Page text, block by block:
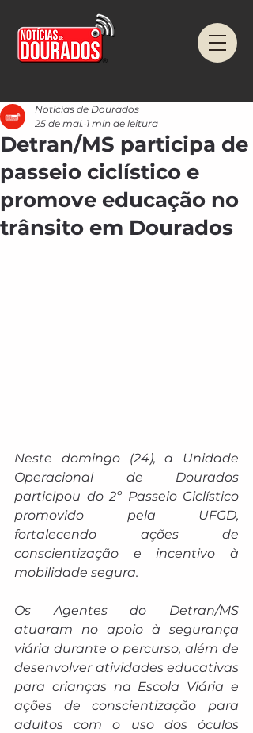
Detran/MS participa de
passeio ciclístico e
promove educação no
trânsito em Dourados
Notícias de Dourados
25 de mai. 1 min de leitura
Neste domingo (24), a Unidade
Operacional de Dourados
participou do 2º Passeio Ciclístico
promovido pela UFGD,
fortalecendo ações de
conscientização e incentivo à
mobilidade segura.
Os Agentes do Detran/MS
atuaram no apoio à segurança
viária durante o percurso, além de
desenvolver atividades educativas
para crianças na Escola Viária e
ações de conscientização para
adultos com o uso dos óculos